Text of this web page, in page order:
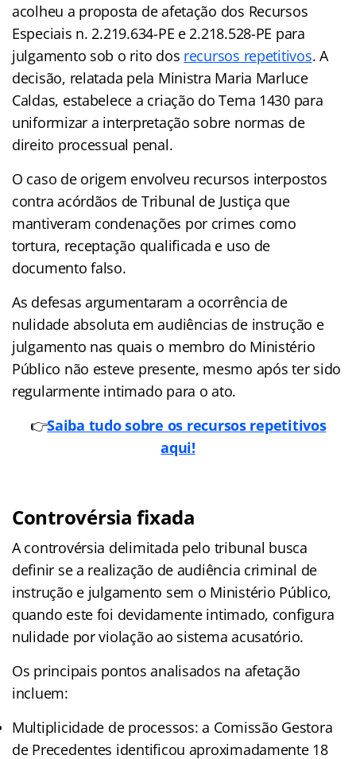
acolheu a proposta de afetação dos Recursos
Especiais n. 2.219.634-PE e 2.218.528-PE para
julgamento sob o rito dos recursos repetitivos. A
decisão, relatada pela Ministra Maria Marluce
Caldas, estabelece a criação do Tema 1430 para
uniformizar a interpretação sobre normas de
direito processual penal.
O caso de origem envolveu recursos interpostos
contra acórdãos de Tribunal de Justiça que
mantiveram condenações por crimes como
tortura, receptação qualificada e uso de
documento falso.
As defesas argumentaram a ocorrência de
nulidade absoluta em audiências de instrução e
julgamento nas quais o membro do Ministério
Público não esteve presente, mesmo após ter sido
regularmente intimado para o ato.
👉Saiba tudosobre os recursos repetitivos
aqui!
Controvérsia fixada
A controvérsia delimitada pelo tribunal busca
definir se a realização de audiência criminal de
instrução e julgamento sem o Ministério Público,
quando este foi devidamente intimado, configura
nulidade por violação ao sistema acusatório.
Os principais pontos analisados na afetação
incluem:
Multiplicidade de processos: a Comissão Gestora
de Precedentes identificou aproximadamente 18